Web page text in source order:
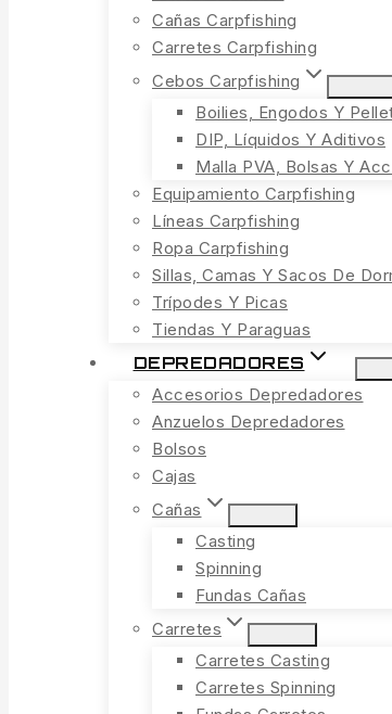
Cañas Carpfishing
Carretes Carpfishing
Cebos Carpfishing
Boilies, Engodos Y
DIP, Líquidos Y Aditivos
Malla PVA, Bolsas Y
Equipamiento Carpfishing
Líneas Carpfishing
Ropa Carpfishing
Sillas, Camas Y Sacos De
Trípodes Y Picas
Tiendas Y Paraguas
DEPREDADORES
Accesorios Depredadores
Anzuelos Depredadores
Bolsos
Cajas
Cañas
Casting
Spinning
Fundas Cañas
Carretes
Carretes Casting
Carretes Spinning